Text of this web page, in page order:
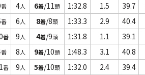
番 4人 6着/11頭 1:32.8 1.5 39.7
番 6人 8着/8頭 1:33.3 2.9 40.4
番 9人 4着/9頭 1:31.8 1.1 39.1
番 8人 9着/10頭 1:48.3 3.1 40.8
番 9人 5着/10頭 1:32.0 2.4 39.4